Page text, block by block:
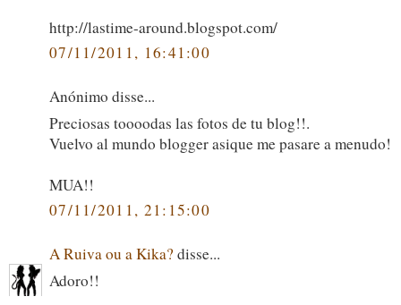
http://lastime-around.blogspot.com/
07/11/2011, 16:41:00
Anónimo disse...
Preciosas toooodas las fotos de tu blog!!.
Vuelvo al mundo blogger asique me pasare a menudo!
MUA!!
07/11/2011, 21:15:00
A Ruiva ou a Kika? disse...
Adoro!!